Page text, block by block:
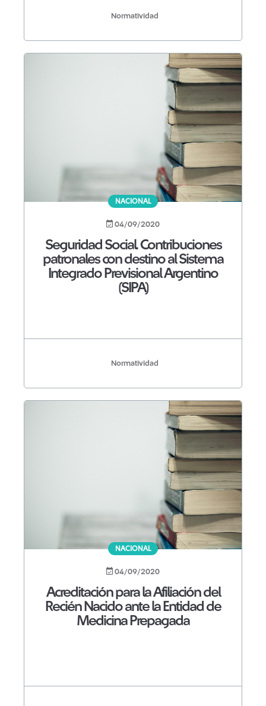
Normatividad
NACIONAL
04/09/2020
Seguridad Social. Contribuciones
patronales con destino al Sistema
Integrado Previsional Argentino
(SIPA)
Normatividad
NACIONAL
04/09/2020
Acreditación para la Afiliación del
Recién Nacido ante la Entidad de
Medicina Prepagada